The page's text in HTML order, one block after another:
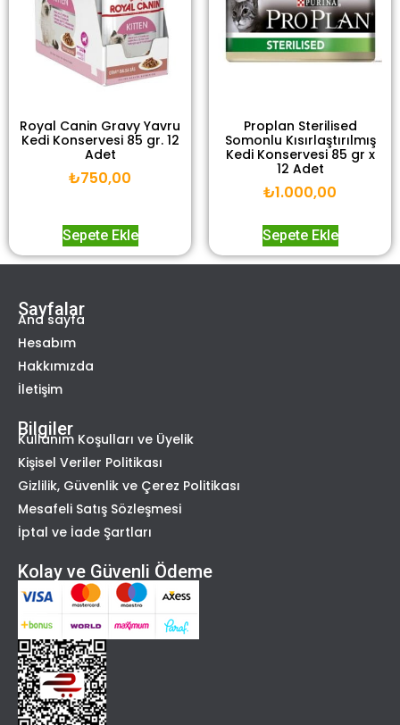
Royal Canin Gravy Yavru
Kedi Konservesi 85 gr. 12
Adet
₺750,00
Sepete Ekle
Proplan Sterilised
Somonlu Kısırlaştırılmış
Kedi Konservesi 85 gr x
12 Adet
₺1.000,00
Sepete Ekle
Sayfalar
Ana sayfa
Hesabım
Hakkımızda
İletişim
Bilgiler
Kullanım Koşulları ve Üyelik
Kişisel Veriler Politikası
Gizlilik, Güvenlik ve Çerez Politikası
Mesafeli Satış Sözleşmesi
İptal ve İade Şartları
Kolay ve Güvenli Ödeme